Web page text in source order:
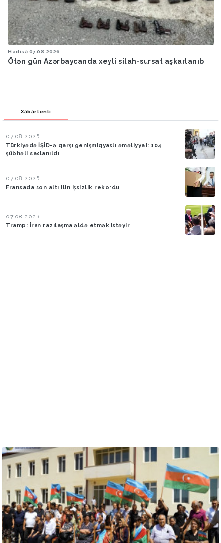
Hadisə 07.08.2026
Ötən gün Azərbaycanda xeyli silah-sursat aşkarlanıb
Xəbər lenti
07.08.2026
Türkiyədə İŞİD-ə qarşı genişmiqyaslı əməliyyat: 104
şübhəli saxlanıldı
07.08.2026
Fransada son altı ilin işsizlik rekordu
07.08.2026
Tramp: İran razılaşma əldə etmək istəyir